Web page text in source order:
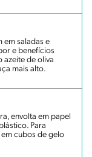
em saladas e
e benefícios
azeite de oliva
mais alto.
envolta em papel
Para
cubos de gelo